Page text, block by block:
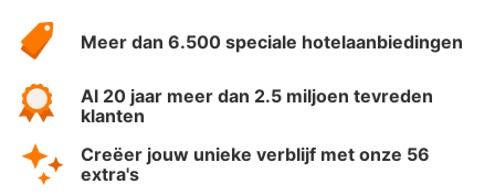
HotelSpecials
Meer dan 6.500 speciale hotelaanbiedingen
Al 20 jaar meer dan 2.5 miljoen tevreden
klanten
Creëer jouw unieke verblijf met onze 56
extra's